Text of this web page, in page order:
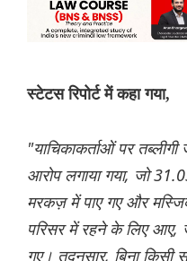
स्टेटस रिपोर्ट में कहा गया,
"याचिकाकर्ताओं पर
आरोप लगाया गया, जो
मरकज़ में पाए गए और
परिसर में रहने के लिए आए,
गए। तदनुसार, बिना किसी